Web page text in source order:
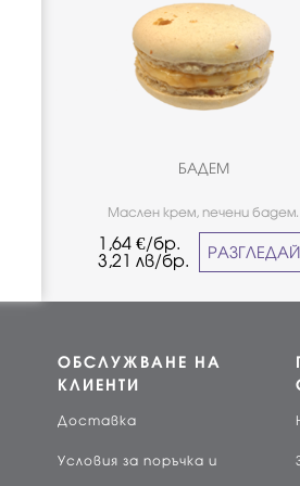
БАДЕМ
Маслен крем, печени бадем.
Класически вкус - наличен в
търговски обекти през
година. *Не е подходящо за
1,64 €/бр.
3,21 лв/бр. РАЗГЛЕДАЙ
ОБСЛУЖВАНЕ НА
КЛИЕНТИ
Доставка
Условия за поръчка и